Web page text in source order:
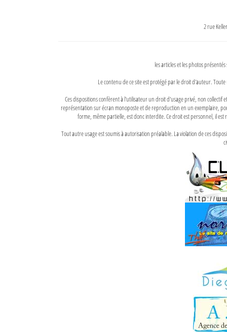
2 rue
les articles et les photos
Le contenu de ce site est protégé par le droit d'auteur.
Ces dispositions confèrent à l'utilisateur un droit d'usage privé, non
représentation sur écran monoposte et de reproduction en un exemplaire,
forme, même partielle, est donc interdite. Ce droit est personnel, il
Tout autre usage est soumis à autorisation préalable. La violation de ces